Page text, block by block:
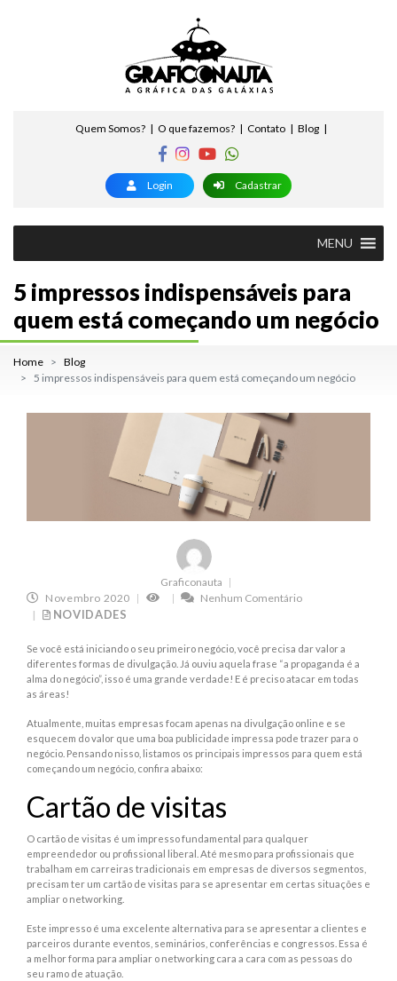
Quem Somos? O que fazemos? Contato Blog
Login Cadastrar
MENU
5 impressos indispensáveis para
quem está começando um negócio
Home
Blog
5 impressos indispensáveis para quem está começando um negócio
Graficonauta
Novembro 2020
Nenhum Comentário
NOVIDADES
Se você está iniciando o seu primeiro negócio, você precisa dar valor a
diferentes formas de divulgação. Já ouviu aquela frase “a propaganda é a
alma do negócio”, isso é uma grande verdade! E é preciso atacar em todas
as áreas!
Atualmente, muitas empresas focam apenas na divulgação online e se
esquecem do valor que uma boa publicidade impressa pode trazer para o
negócio. Pensando nisso, listamos os principais impressos para quem está
começando um negócio, confira abaixo:
Cartão de visitas
O cartão de visitas é um impresso fundamental para qualquer
empreendedor ou profissional liberal. Até mesmo para profissionais que
trabalham em carreiras tradicionais em empresas de diversos segmentos,
precisam ter um cartão de visitas para se apresentar em certas situações e
ampliar o networking.
Este impresso é uma excelente alternativa para se apresentar a clientes e
parceiros durante eventos, seminários, conferências e congressos. Essa é
a melhor forma para ampliar o networking cara a cara com as pessoas do
seu ramo de atuação.